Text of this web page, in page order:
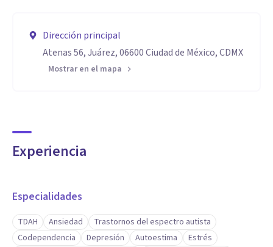
Dirección principal
Atenas 56, Juárez, 06600 Ciudad de México, CDMX
Mostrar en el mapa
Experiencia
Especialidades
TDAH Ansiedad
Trastornos del espectro autista
Codependencia
Depresión Autoestima
Estrés